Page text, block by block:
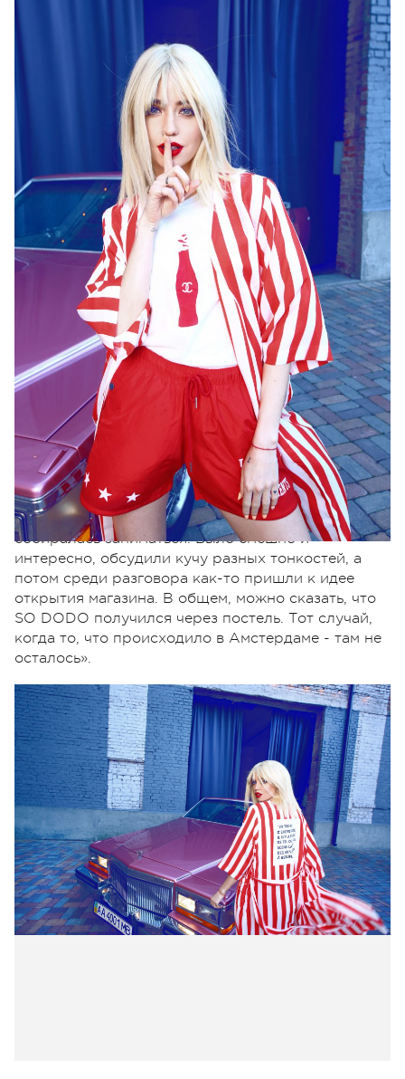
О том, как придумали SO DODO рассказывает
Лера Бородина: «Идея совместного проекта
родилась спонтанно. В конце прошлого лета мы с
Надей и ее подружками ездили в Амстердам на
музыкальный фестиваль. И вот, в один из вечеров,
когда мы уже выключили свет в номере и болтали
в темноте обо всем на свете, мы начали обсуждать
Надин бренд одежды, которым она тогда
собиралась заниматься. Было смешно и
интересно, обсудили кучу разных тонкостей, а
потом среди разговора как-то пришли к идее
открытия магазина. В общем, можно сказать, что
SO DODO получился через постель. Тот случай,
когда то, что происходило в Амстердаме - там не
осталось».